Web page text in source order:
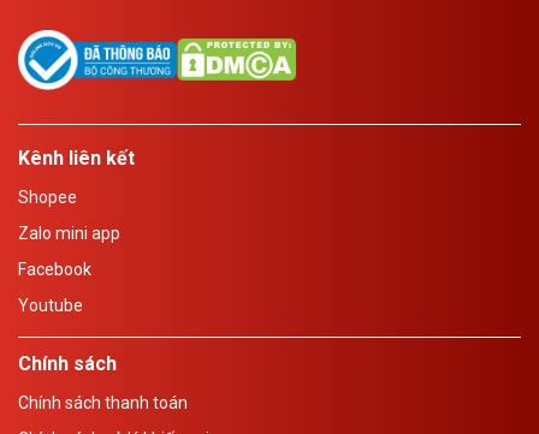
Kênh liên kết
Shopee
Zalo mini app
Facebook
Youtube
Chính sách
Chính sách thanh toán